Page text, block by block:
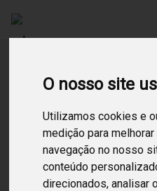
O nosso site
Utilizamos cookies e
medição para
navegação no nosso
conteúdo
direcionados, analisar
Resultados encontrados
Big Band